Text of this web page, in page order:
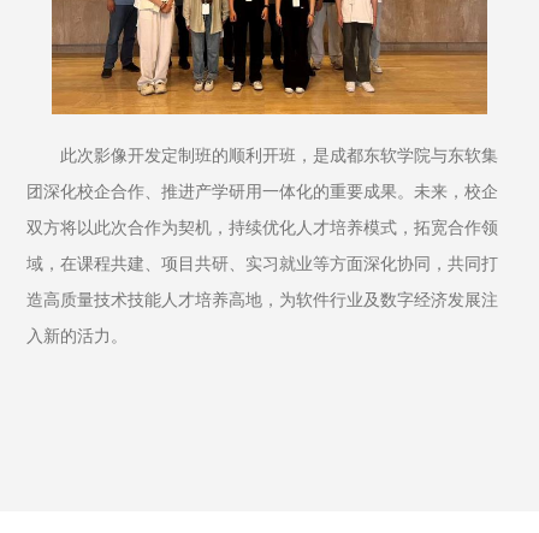
此次影像开发定制班的顺利开班，是成都东软学院与东软集
团深化校企合作、推进产学研用一体化的重要成果。未来，校企
双方将以此次合作为契机，持续优化人才培养模式，拓宽合作领
域，在课程共建、项目共研、实习就业等方面深化协同，共同打
造高质量技术技能人才培养高地，为软件行业及数字经济发展注
入新的活力。